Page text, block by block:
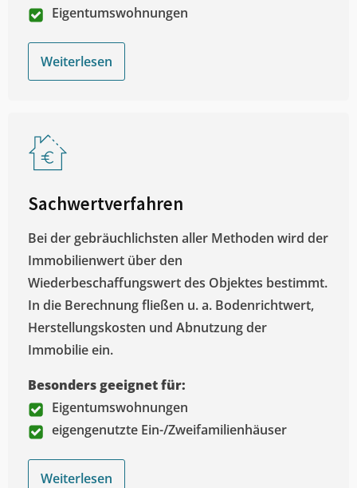
Eigentumswohnungen
Weiterlesen
Sachwertverfahren
Bei der gebräuchlichsten aller Methoden wird der
Immobilienwert über den
Wiederbeschaffungswert des Objektes bestimmt.
In die Berechnung fließen u. a. Bodenrichtwert,
Herstellungskosten und Abnutzung der
Immobilie ein.
Besonders geeignet für:
Eigentumswohnungen
eigengenutzte Ein-/Zweifamilienhäuser
Weiterlesen